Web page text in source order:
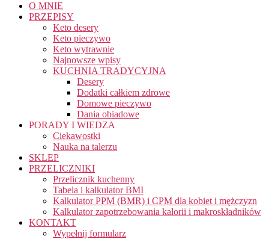
O MNIE
PRZEPISY
Keto desery
Keto pieczywo
Keto wytrawnie
Najnowsze wpisy
KUCHNIA TRADYCYJNA
Desery
Dodatki całkiem zdrowe
Domowe pieczywo
Dania obiadowe
PORADY I WIEDZA
Ciekawostki
Nauka na talerzu
SKLEP
PRZELICZNIKI
Przelicznik kuchenny
Tabela i kalkulator BMI
Kalkulator PPM (BMR) i CPM dla kobiet i mężczyzn
Kalkulator zapotrzebowania kalorii i makroskładników
KONTAKT
Wypełnij formularz